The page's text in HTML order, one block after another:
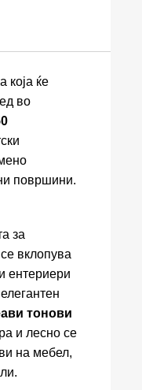
која ќе
во
површини.
за
вклопува
ентериери
тонови
и лесно се
на мебел,